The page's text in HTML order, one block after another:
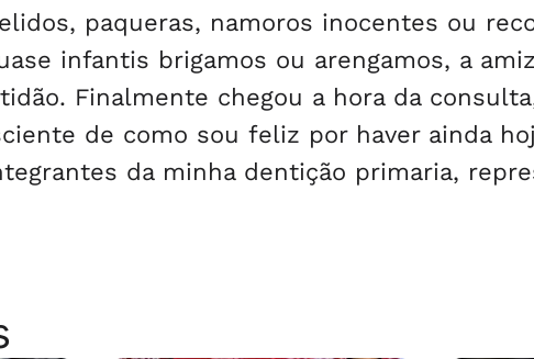
paqueras, namoros inocentes ou
infantis brigamos ou arengamos, a
Finalmente chegou a hora da
de como sou feliz por haver ainda
da minha dentição primaria,